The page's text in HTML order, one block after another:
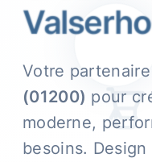
Votre
(01200) pour
moderne,
besoins.